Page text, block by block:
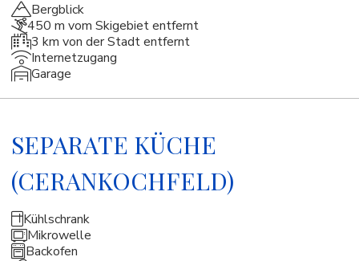
Bergblick
450 m vom Skigebiet entfernt
3 km von der Stadt entfernt
Internetzugang
Garage
SEPARATE KÜCHE
(CERANKOCHFELD)
Kühlschrank
Mikrowelle
Backofen